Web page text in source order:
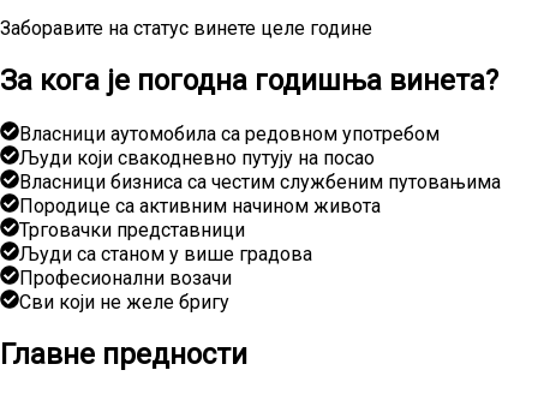
Заборавите на статус винете целе године
За кога је погодна годишња винета?
Власници аутомобила са редовном употребом
Људи који свакодневно путују на посао
Власници бизниса са честим службеним путовањима
Породице са активним начином живота
Трговачки представници
Људи са станом у више градова
Професионални возачи
Сви који не желе бригу
Главне предности